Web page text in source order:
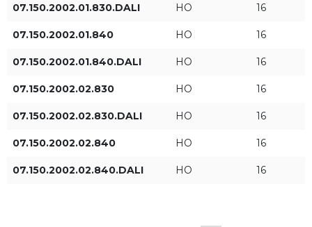
Световой поток
Тип управления
07.150.2002.01.830.DALI HO 16
07.150.2002.01.840 HO 16
07.150.2002.01.840.DALI HO 16
07.150.2002.02.830 HO 16
07.150.2002.02.830.DALI HO 16
07.150.2002.02.840 HO 16
07.150.2002.02.840.DALI HO 16